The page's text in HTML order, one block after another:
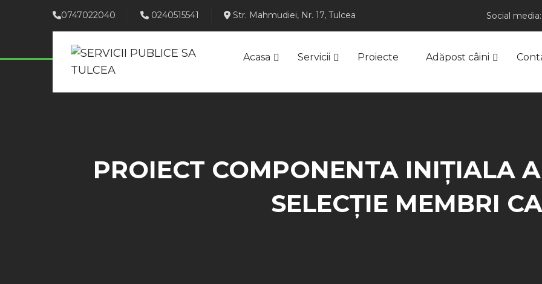
0747022040 0240515541 Str. Mahmudiei, Nr. 17, Tulcea Social media:
Acasa Servicii Proiecte Adăpost câini
PROIECT COMPONENTA INIȚIALA
SELECȚIE MEMBRI CA